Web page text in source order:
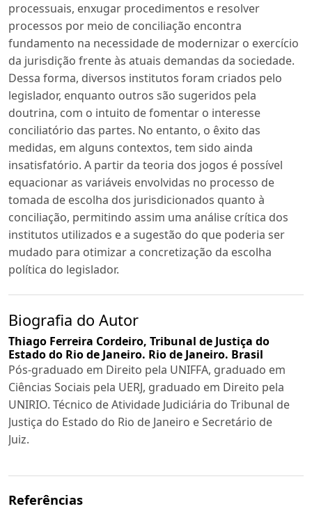
processuais, enxugar procedimentos e resolver
processos por meio de conciliação encontra
fundamento na necessidade de modernizar o exercício
da jurisdição frente às atuais demandas da sociedade.
Dessa forma, diversos institutos foram criados pelo
legislador, enquanto outros são sugeridos pela
doutrina, com o intuito de fomentar o interesse
conciliatório das partes. No entanto, o êxito das
medidas, em alguns contextos, tem sido ainda
insatisfatório. A partir da teoria dos jogos é possível
equacionar as variáveis envolvidas no processo de
tomada de escolha dos jurisdicionados quanto à
conciliação, permitindo assim uma análise crítica dos
institutos utilizados e a sugestão do que poderia ser
mudado para otimizar a concretização da escolha
política do legislador.
Biografia do Autor
Thiago Ferreira Cordeiro, Tribunal de Justiça do
Estado do Rio de Janeiro. Rio de Janeiro. Brasil
Pós-graduado em Direito pela UNIFFA, graduado em
Ciências Sociais pela UERJ, graduado em Direito pela
UNIRIO. Técnico de Atividade Judiciária do Tribunal de
Justiça do Estado do Rio de Janeiro e Secretário de
Juiz.
Referências